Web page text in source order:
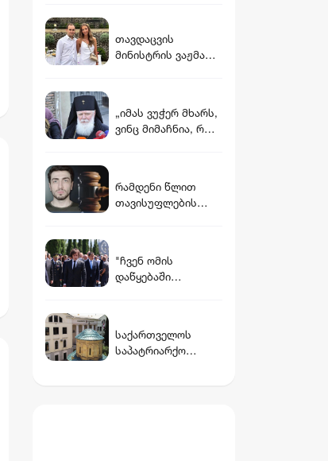
მონაწილეობით $5
მილიარდამდე
თავდაცვის
მინისტრის ვაჟმა
რჩეული
„იმას ვუჭერ მხარს,
ვინც მიმაჩნია, რომ
ანტონი
რამდენი წლით
თავისუფლების
საქმეზე
არასრულწლოვნები
"ჩვენ ომის
დაწყებაში
კობახიძის
განცხადებები 8
საქართველოს
საპატრიარქო